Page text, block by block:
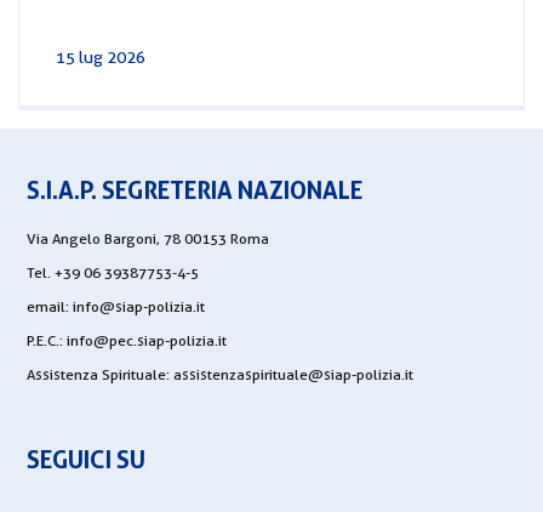
15 lug 2026
S.I.A.P. SEGRETERIA NAZIONALE
Via Angelo Bargoni, 78 00153 Roma
Tel. +39 06 39387753-4-5
email: info@siap-polizia.it
P.E.C.: info@pec.siap-polizia.it
Assistenza Spirituale: assistenzaspirituale@siap-polizia.it
SEGUICI SU